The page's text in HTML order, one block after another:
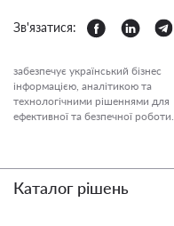
Зв'язатися:
забезпечує український бізнес
інформацією, аналітикою та
технологічними рішеннями для
ефективної та безпечної роботи.
Каталог рішень